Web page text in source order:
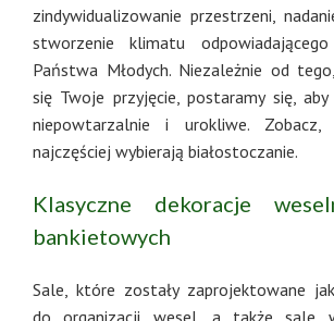
zindywidualizowanie przestrzeni,
stworzenie klimatu
Państwa Młodych. Niezależnie od
się Twoje przyjęcie, postaramy się,
niepowtarzalnie i urokliwe. Zobacz,
najczęściej wybierają białostoczanie.
Klasyczne dekoracje
bankietowych
Sale, które zostały zaprojektowane
do organizacji wesel, a także sale